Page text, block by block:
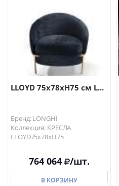
LLOYD 75x78xH75 см L...
Бренд: LONGHI
Коллекция: КРЕСЛА
LLOYD75x78xH75
764 064 /шт.
В КОРЗИНУ